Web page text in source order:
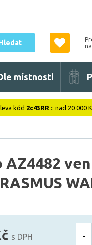
Hledat
místnosti
kód 2c43RR :: nad 20 000
AZ4482
s DPH -